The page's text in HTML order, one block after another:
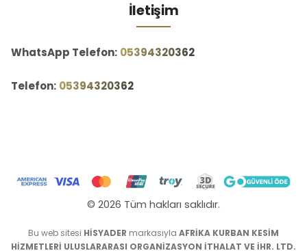
İletişim
WhatsApp Telefon: ‪05394320362‬
Telefon: ‪05394320362‬
© 2026 Tüm hakları saklıdır.
Bu web sitesi HİSYADER markasıyla AFRİKA KURBAN KESİM
HİZMETLERİ ULUSLARARASI ORGANİZASYON İTHALAT VE İHR. LTD.